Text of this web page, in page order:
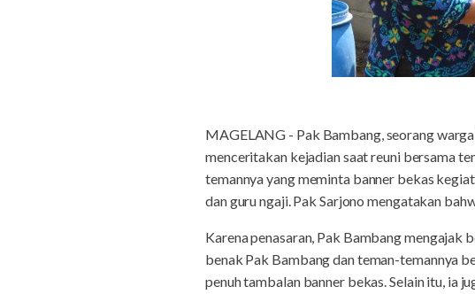
MAGELANG - Pak Bambang, seorang
menceritakan kejadian saat reuni bersama
temannya yang meminta banner bekas
dan guru ngaji. Pak Sarjono mengatakan
Karena penasaran, Pak Bambang mengajak
benak Pak Bambang dan teman-temannya
penuh tambalan banner bekas. Selain itu, ia